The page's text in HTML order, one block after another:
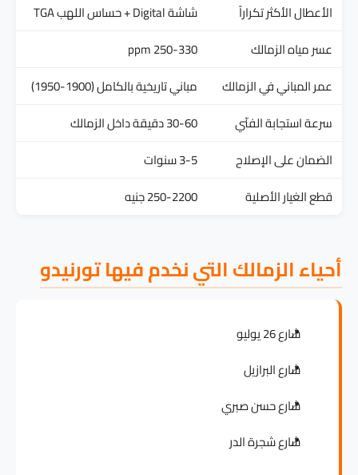
الأعطال الأكثر تكراراً
شاشة Digital + حساس اللهب TGA
عسر مياه الزمالك
250-330 ppm
عمر المباني في الزمالك
مباني تاريخية بالكامل (1900-1950)
سرعة استجابة الفنّي
30-60 دقيقة داخل الزمالك
الضمان على الإصلاح
3-5 سنوات
قطع الغيار الأصلية
250-2200 جنيه
أحياء الزمالك التي نخدم فيها تورنيدو
شارع 26 يوليو
شارع البرازيل
شارع حسن صبري
شارع شجرة الدر